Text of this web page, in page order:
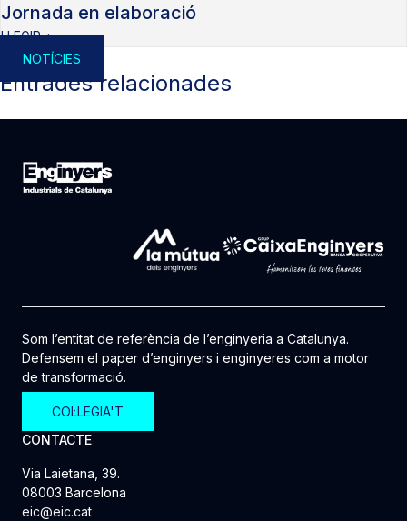
Jornada en elaboració
LLEGIR +
NOTÍCIES
Entrades relacionades
Som l’entitat de referència de l’enginyeria a Catalunya.
Defensem el paper d’enginyers i enginyeres com a motor
de transformació.
COL·LEGIA'T
CONTACTE
Via Laietana, 39.
08003 Barcelona
eic@eic.cat